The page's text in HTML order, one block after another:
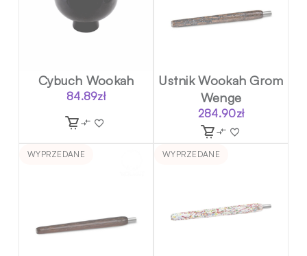
Cybuch Wookah
84.89zł
Ustnik Wookah Grom
Wenge
284.90zł
WYPRZEDANE WYPRZEDANE